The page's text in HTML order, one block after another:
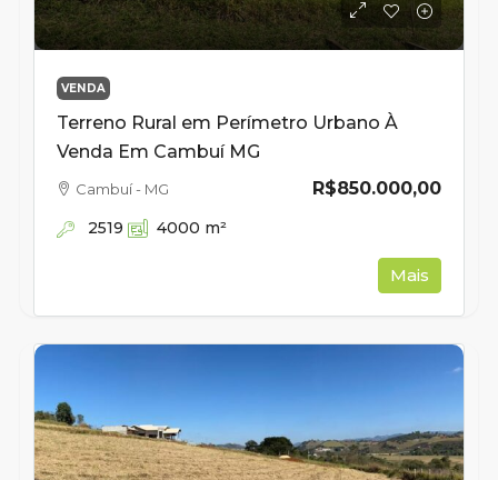
VENDA
Terreno Rural em Perímetro Urbano À
Venda Em Cambuí MG
R$850.000,00
Cambuí - MG
2519 4000 m²
Mais